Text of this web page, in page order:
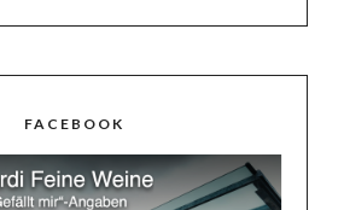
FACEBOOK